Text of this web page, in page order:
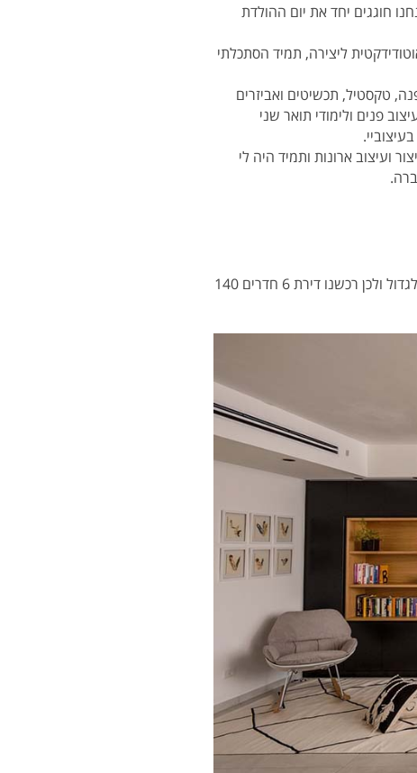
שנה אנחנו חוגגים יחד את יום ההולדת
ליצירה, תמיד הסתכלתי
טקסטיל, תכשיטים ואביזרים
פנים ולימודי תואר שני
ועיצוב ארונות ותמיד היה לי
בנובמבר 2017 נכנסנו לבית חדש, דירת קבלן בכפר סבא הירוקה. לאחר לידת בני השלישי הרגשנו צורך לגדול ולכן רכשנו דירת 6 חדרים 140